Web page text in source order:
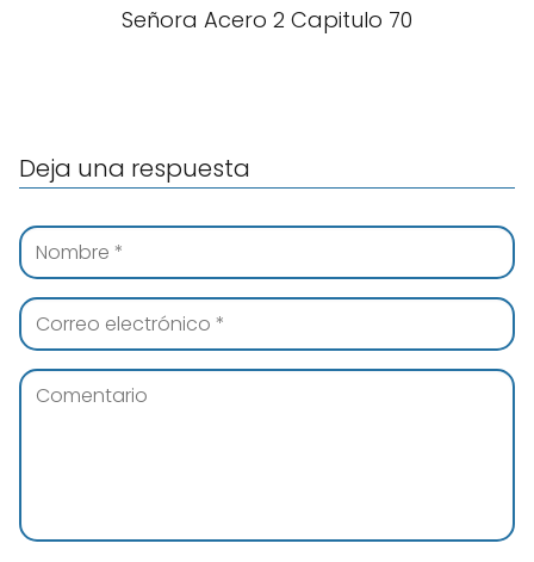
Señora Acero 2 Capitulo 70
Deja una respuesta